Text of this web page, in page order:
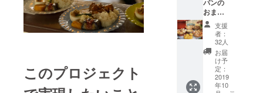
このプロジェクト
おまか
せパン
セッ
ト。 中
身は、
くらげ
パンの
オリジ
ナルパ
支援
者：
32人
お届
け予
定：
2019
年10